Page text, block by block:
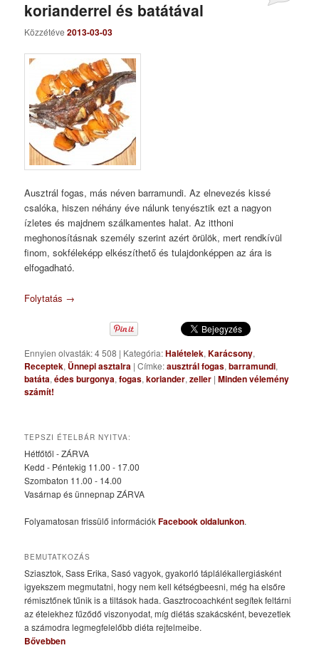
korianderrel és batátával
Közzétéve2013-03-03
Ausztrál fogas, más néven barramundi. Az elnevezés kissé
csalóka, hiszen néhány éve nálunk tenyésztik ezt a nagyon
ízletes és majdnem szálkamentes halat. Az itthoni
meghonosításnak személy szerint azért örülök, mert rendkívül
finom, sokféleképp elkészíthető és tulajdonképpen az ára is
elfogadható.
Folytatás →
Ennyien olvasták: 4 508 | Kategória:Halételek,Karácsony,
Receptek, Ünnepi asztalra |Címke:ausztrál fogas,barramundi,
batáta,édes burgonya,fogas,koriander,zeller |Minden vélemény
számít!
TEPSZI ÉTELBÁR NYITVA:
Hétfőtől - ZÁRVA
Kedd - Péntekig 11.00 - 17.00
Szombaton 11.00 - 14.00
Vasárnap és ünnepnap ZÁRVA
Folyamatosan frissülő információkFacebook oldalunkon.
BEMUTATKOZÁS
Sziasztok, Sass Erika, Sasó vagyok, gyakorló táplálékallergiásként
igyekszem megmutatni, hogy nem kell kétségbeesni, még ha elsőre
rémisztőnek tűnik is a tiltások hada. Gasztrocoachként segítek feltárni
az ételekhez fűződő viszonyodat, míg diétás szakácsként, bevezetlek
a számodra legmegfelelőbb diéta rejtelmeibe.
Bővebben